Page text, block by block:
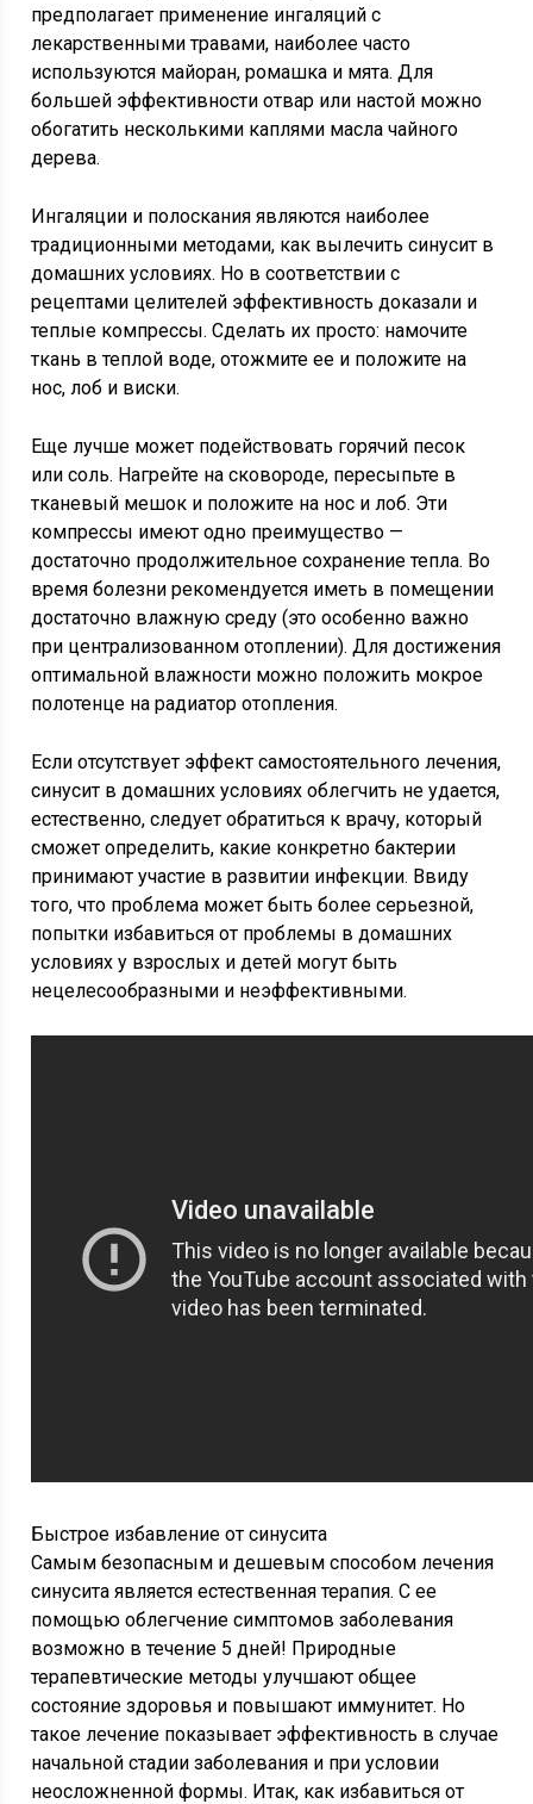
предполагает применение ингаляций с
лекарственными травами, наиболее часто
используются майоран, ромашка и мята. Для
большей эффективности отвар или настой можно
обогатить несколькими каплями масла чайного
дерева.
Ингаляции и полоскания являются наиболее
традиционными методами, как вылечить синусит в
домашних условиях. Но в соответствии с
рецептами целителей эффективность доказали и
теплые компрессы. Сделать их просто: намочите
ткань в теплой воде, отожмите ее и положите на
нос, лоб и виски.
Еще лучше может подействовать горячий песок
или соль. Нагрейте на сковороде, пересыпьте в
тканевый мешок и положите на нос и лоб. Эти
компрессы имеют одно преимущество —
достаточно продолжительное сохранение тепла. Во
время болезни рекомендуется иметь в помещении
достаточно влажную среду (это особенно важно
при централизованном отоплении). Для достижения
оптимальной влажности можно положить мокрое
полотенце на радиатор отопления.
Если отсутствует эффект самостоятельного лечения,
синусит в домашних условиях облегчить не удается,
естественно, следует обратиться к врачу, который
сможет определить, какие конкретно бактерии
принимают участие в развитии инфекции. Ввиду
того, что проблема может быть более серьезной,
попытки избавиться от проблемы в домашних
условиях у взрослых и детей могут быть
нецелесообразными и неэффективными.
Быстрое избавление от синусита
Самым безопасным и дешевым способом лечения
синусита является естественная терапия. С ее
помощью облегчение симптомов заболевания
возможно в течение 5 дней! Природные
терапевтические методы улучшают общее
состояние здоровья и повышают иммунитет. Но
такое лечение показывает эффективность в случае
начальной стадии заболевания и при условии
неосложненной формы. Итак, как избавиться от